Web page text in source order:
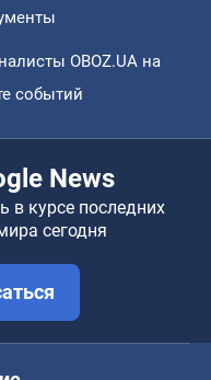
OBOZ.UA на
событий
News
в курсе последних
сегодня